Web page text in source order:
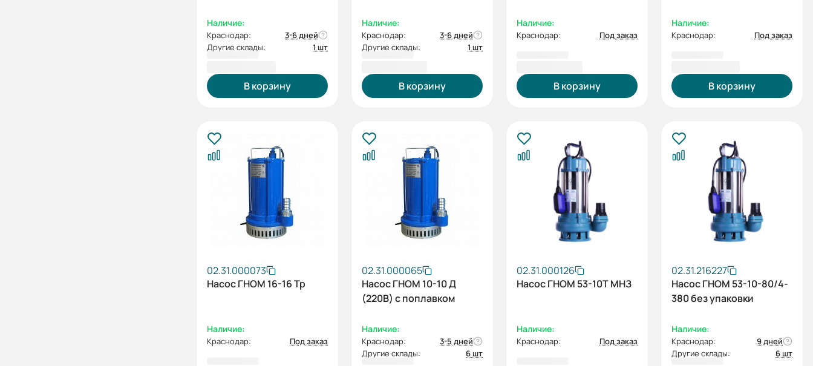
Наличие:
Краснодар:
3-6 дней
Другие склады:
1 шт
В корзину
Наличие:
Краснодар:
3-6 дней
Другие склады:
1 шт
В корзину
Наличие:
Краснодар: Под заказ
В корзину
Наличие:
Краснодар: Под заказ
В корзину
02.31.000073
Насос ГНОМ 16-16 Тр
Наличие:
Краснодар: Под заказ
02.31.000065
Насос ГНОМ 10-10 Д
(220В) с поплавком
Наличие:
Краснодар:
3-5 дней
Другие склады:
6 шт
02.31.000126
Насос ГНОМ 53-10Т МНЗ
Наличие:
Краснодар: Под заказ
02.31.216227
Насос ГНОМ 53-10-80/4-
380 без упаковки
Наличие:
Краснодар:
9 дней
Другие склады:
6 шт